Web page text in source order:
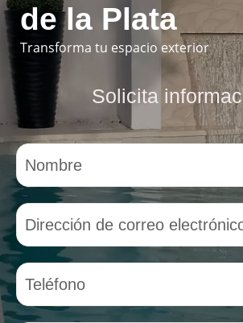
de la Plata
Transforma tu espacio exterior
Solicita